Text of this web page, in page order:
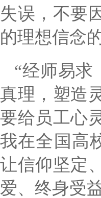
失误，不要
的理想信念
“经师易求
真理，塑造
要给员工心
我在全国高
让信仰坚定
爱、终身受